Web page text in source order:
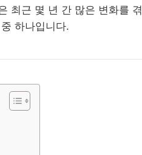
최근 몇 년 간 많은 변화를 겪
하나입니다.